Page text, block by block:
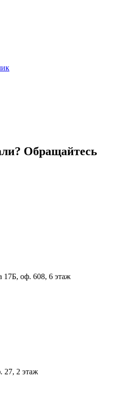
Обращайтесь
17Б, оф. 608, 6 этаж
27, 2 этаж